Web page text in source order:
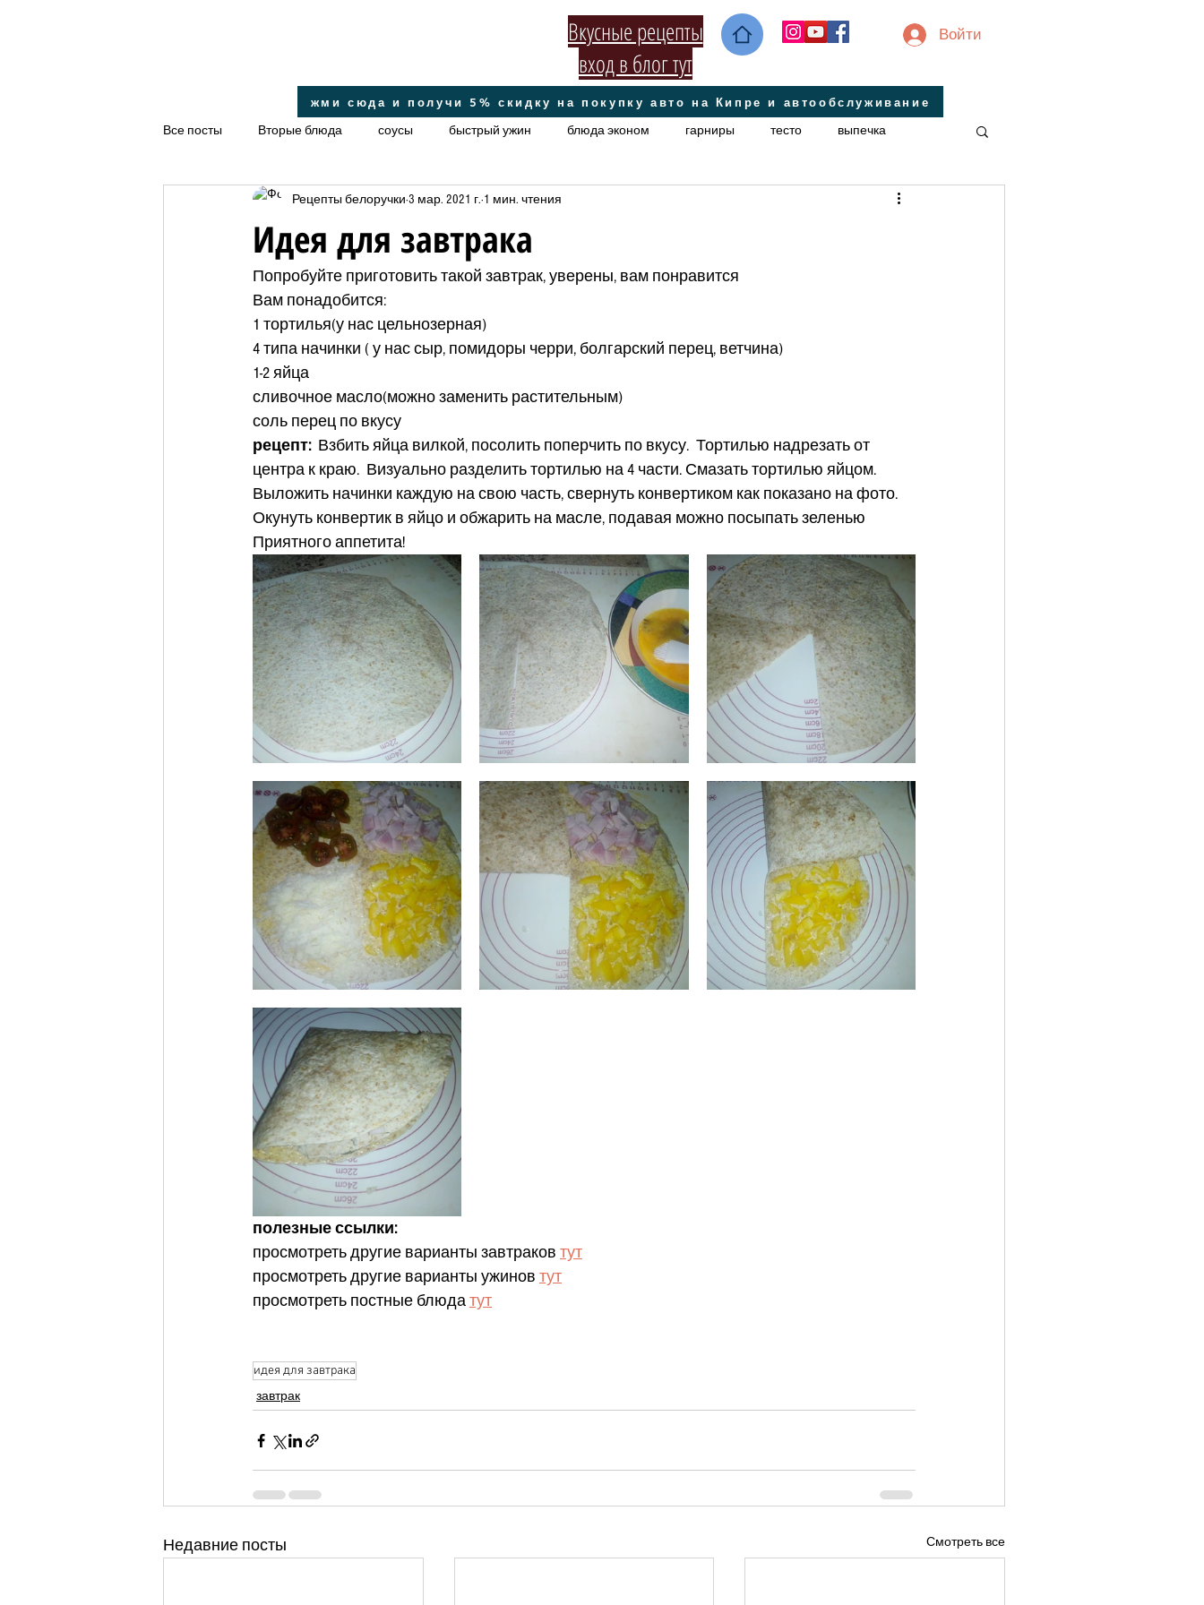
Вкусные рецепты
вход в блог тут
Войти
Все посты Вторые блюда соусы быстрый ужин блюда эконом гарниры тесто выпечка
салаты диетическое постные Домашние секретики завтрак
Правильное питание кето
Идея для завтрака
Рецепты белоручки 3 мар. 2021 г. 1 мин. чтения
Попробуйте приготовить такой завтрак, уверены, вам понравится
Вам понадобится:
1 тортилья(у нас цельнозерная)
4 типа начинки ( у нас сыр, помидоры черри, болгарский перец, ветчина)
1-2 яйца
сливочное масло(можно заменить растительным)
соль перец по вкусу
рецепт:
  Взбить яйца вилкой, посолить поперчить по вкусу.  Тортилью надрезать от
центра к краю.  Визуально разделить тортилью на 4 части. Смазать тортилью яйцом.
Выложить начинки каждую на свою часть, свернуть конвертиком как показано на фото.
Окунуть конвертик в яйцо и обжарить на масле, подавая можно посыпать зеленью
Приятного аппетита!
полезные ссылки:
просмотреть другие варианты завтраков тут
просмотреть другие варианты ужинов тут
просмотреть постные блюда тут
идея для завтрака
завтрак
Недавние посты Смотреть все
жми сюда и получи 5% скидку на покупку авто на Кипре и автообслуживание